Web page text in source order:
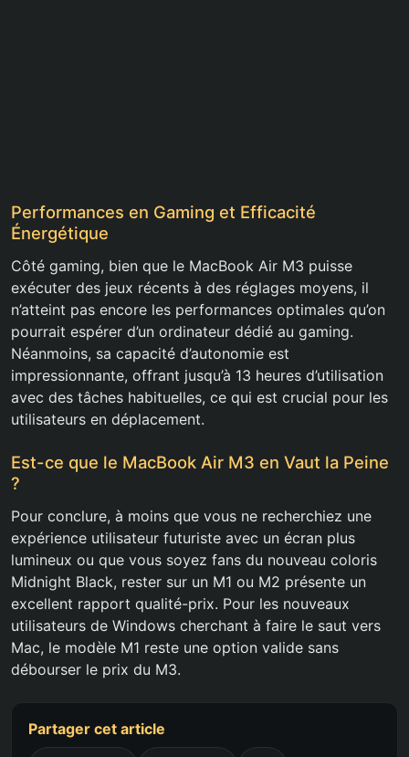
Performances en Gaming et Efficacité
Énergétique
Côté gaming, bien que le MacBook Air M3 puisse
exécuter des jeux récents à des réglages moyens, il
n’atteint pas encore les performances optimales qu’on
pourrait espérer d’un ordinateur dédié au gaming.
Néanmoins, sa capacité d’autonomie est
impressionnante, offrant jusqu’à 13 heures d’utilisation
avec des tâches habituelles, ce qui est crucial pour les
utilisateurs en déplacement.
Est-ce que le MacBook Air M3 en Vaut la Peine
?
Pour conclure, à moins que vous ne recherchiez une
expérience utilisateur futuriste avec un écran plus
lumineux ou que vous soyez fans du nouveau coloris
Midnight Black, rester sur un M1 ou M2 présente un
excellent rapport qualité-prix. Pour les nouveaux
utilisateurs de Windows cherchant à faire le saut vers
Mac, le modèle M1 reste une option valide sans
débourser le prix du M3.
Partager cet article